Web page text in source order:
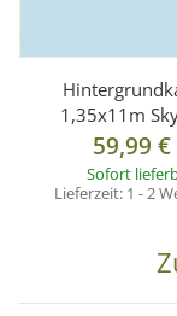
1,35x11m
59,99 €
Sofort
Lieferzeit: 1 - 2